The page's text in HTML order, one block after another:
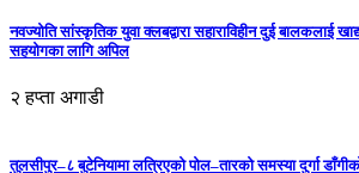
नवज्योति सांस्कृतिक युवा क्लबद्वारा सहाराविहीन दुई बालकलाई
सहयोगका लागि अपिल
२ हप्ता अगाडी
तुलसीपुर–८ बुटेनियामा लत्रिएको पोल–तारको समस्या दुर्गा